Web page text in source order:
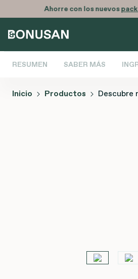
Ahorre con los nuevos
RESUMEN SABER MÁS
Inicio Productos Descubre